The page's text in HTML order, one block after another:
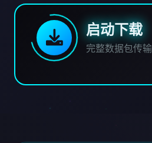
启动下载
完整数据包传输